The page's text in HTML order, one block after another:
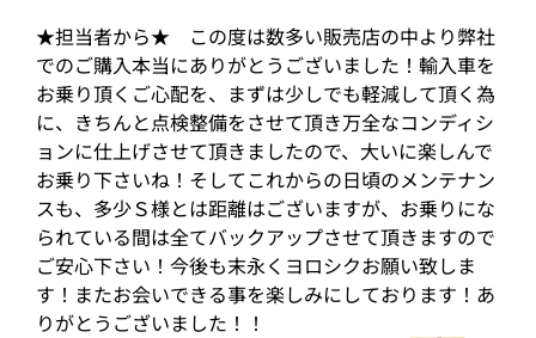
★担当者から★ この度は数多い販売店の中より弊社
でのご購入本当にありがとうございました！輸入車を
お乗り頂くご心配を、まずは少しでも軽減して頂く為
に、きちんと点検整備をさせて頂き万全なコンディシ
ョンに仕上げさせて頂きましたので、大いに楽しんで
お乗り下さいね！そしてこれからの日頃のメンテナン
スも、多少Ｓ様とは距離はございますが、お乗りにな
られている間は全てバックアップさせて頂きますので
ご安心下さい！今後も末永くヨロシクお願い致しま
す！またお会いできる事を楽しみにしております！あ
りがとうございました！！